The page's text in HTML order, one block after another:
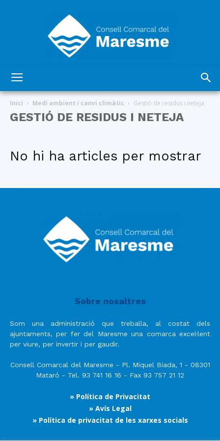
Inici Medi ambient i canvi climàtic Gestió de residus i neteja
GESTIÓ DE RESIDUS I NETEJA
No hi ha articles per mostrar
Sobre nosaltres
Som una administració que treballa, al costat dels
ajuntaments, per fer del Maresme una comarca excel·lent
per viure, per invertir i per gaudir.
Consell Comarcal del Maresme - Pl. Miquel Biada, 1 - 08301
Mataró - Tel. 93 741 16 16 - Fax 93 757 21 12
» Política de Privacitat
» Avís Legal
» Política de privacitat de les xarxes socials